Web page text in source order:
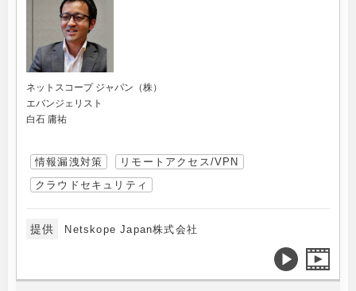
ネットスコープ ジャパン（株）
エバンジェリスト
白石 庸祐
情報漏洩対策
リモートアクセス/VPN
クラウドセキュリティ
提供 Netskope Japan株式会社